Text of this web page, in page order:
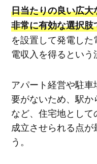
日当たりの良い広
非常に有効な選択肢
を設置して発電し
電収入を得るという
アパート経営や駐
要がないため、駅
など、住宅地とし
成立させられる点
う。